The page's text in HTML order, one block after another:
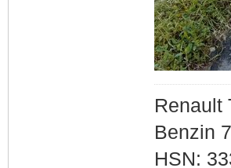
Renault
Benzin
HSN: